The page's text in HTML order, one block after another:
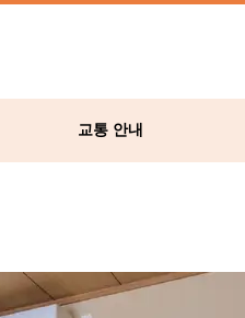
교통 안내